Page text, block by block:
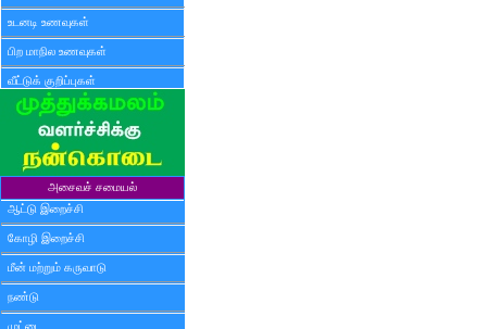
உடனடி உணவுகள்
பிற மாநில உணவுகள்
வீட்டுக் குறிப்புகள்
அசைவச் சமையல்
ஆட்டு இறைச்சி
கோழி இறைச்சி
மீன் மற்றும் கருவாடு
நண்டு
முட்டை